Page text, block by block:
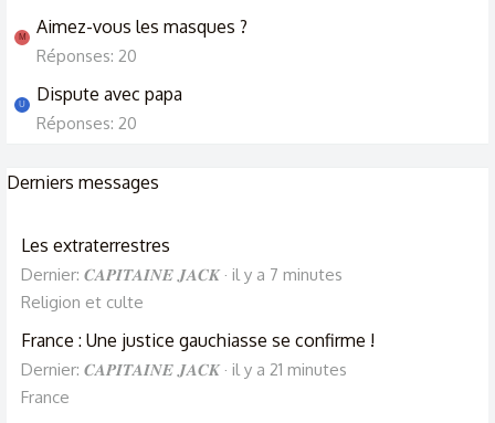
M Aimez-vous les masques ?
Réponses: 20
Dispute avec papa
Réponses: 20
Derniers messages
Les extraterrestres
Dernier: 𝑪𝑨𝑷𝑰𝑻𝑨𝑰𝑵𝑬 𝑱𝑨𝑪𝑲 il y a 7 minutes
Religion et culte
France : Une justice gauchiasse se confirme !
Dernier: 𝑪𝑨𝑷𝑰𝑻𝑨𝑰𝑵𝑬 𝑱𝑨𝑪𝑲 il y a 21 minutes
France